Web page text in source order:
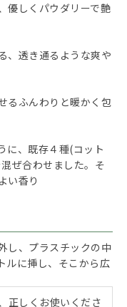
優しくパウダリーで艶
、透き通るような爽や
るふんわりと暖かく包
に、既存４種(コット
ぜ合わせました。そ
い香り
し、プラスチックの中
ルに挿し、そこから広
正しくお使いくださ